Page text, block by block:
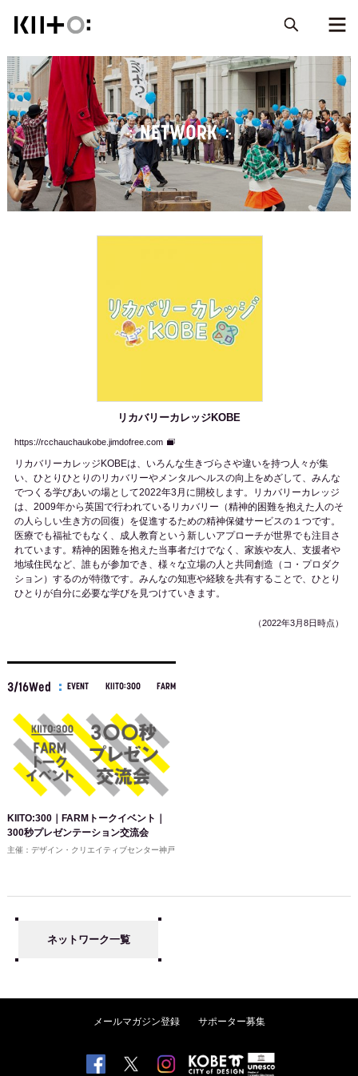
NETWORK
リカバリーカレッジKOBE
https://rcchauchaukobe.jimdofree.com
リカバリーカレッジKOBEは、いろんな生きづらさや違いを持つ人々が集
い、ひとりひとりのリカバリーやメンタルヘルスの向上をめざして、みんな
でつくる学びあいの場として2022年3月に開校します。リカバリーカレッジ
は、2009年から英国で行われているリカバリー（精神的困難を抱えた人のそ
の人らしい生き方の回復）を促進するための精神保健サービスの１つです。
医療でも福祉でもなく、成人教育という新しいアプローチが世界でも注目さ
れています。精神的困難を抱えた当事者だけでなく、家族や友人、支援者や
地域住民など、誰もが参加でき、様々な立場の人と共同創造（コ・プロダク
ション）するのが特徴です。みんなの知恵や経験を共有することで、ひとり
ひとりが自分に必要な学びを見つけていきます。
（2022年3月8日時点）
3/16Wed EVENT KIITO:300 FARM
KIITO:300｜FARMトークイベント｜
300秒プレゼンテーション交流会
主催：デザイン・クリエイティブセンター神戸
ネットワーク一覧
メールマガジン登録 サポーター募集